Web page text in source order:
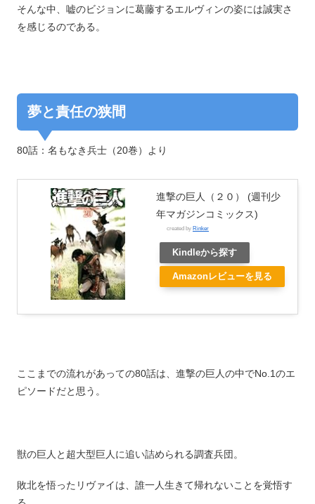
そんな中、嘘のビジョンに葛藤するエルヴィンの姿には誠実さ
を感じるのである。
夢と責任の狭間
80話：名もなき兵士（20巻）より
進撃の巨人（２０） (週刊少
年マガジンコミックス)
created by Rinker
Kindleから探す
Amazonレビューを見る
ここまでの流れがあっての80話は、進撃の巨人の中でNo.1のエ
ピソードだと思う。
獣の巨人と超大型巨人に追い詰められる調査兵団。
敗北を悟ったリヴァイは、誰一人生きて帰れないことを覚悟す